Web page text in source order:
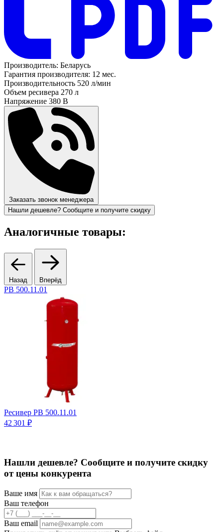
Производитель: Беларусь
Гарантия производителя: 12 мес.
Производительность 520 л/мин
Объем ресивера 270 л
Напряжение 380 В
Заказать звонок менеджера
Нашли дешевле? Сообщите и получите скидку
Аналогичные товары:
Назад Вперёд
PB 500.11.01
Ресивер PB 500.11.01
42 301 ₽
Нашли дешевле? Сообщите и получите скидку
от цены конкурента
Ваше имя
Ваш телефон
Ваш email